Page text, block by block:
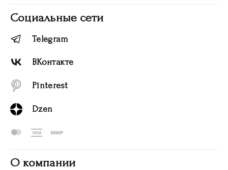
Социальные сети
Telegram
ВКонтакте
Pinterest
Dzen
О компании